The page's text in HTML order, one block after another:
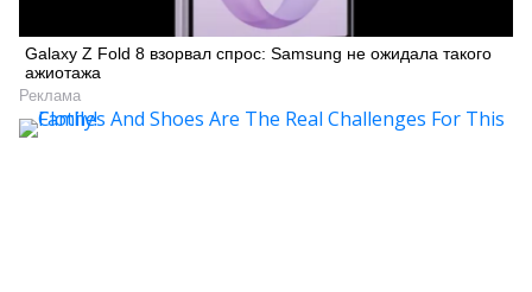
Galaxy Z Fold 8 взорвал спрос: Samsung не ожидала такого
ажиотажа
Реклама